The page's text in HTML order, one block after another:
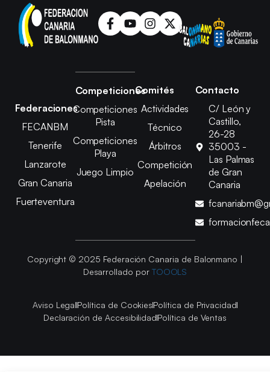
Federaciones
FECANBM
Tenerife
Lanzarote
Gran Canaria
Fuerteventura
Competiciones
Competiciones
Pista
Competiciones
Playa
Juego Limpio
Comités
Actividades
Técnico
Árbitros
Competición
Apelación
Contacto
C/ León y
Castillo,
26-28
35003 -
Las Palmas
de Gran
Canaria
Copyright © 2025 Federación Canaria de Balonmano |
Desarrollado por TOOOLS
Aviso LegalPolítica de CookiesPolítica de Privacidad
Declaración de AccesibilidadPolítica de Ventas